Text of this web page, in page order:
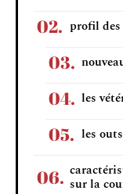
profil des
les
les
sur la